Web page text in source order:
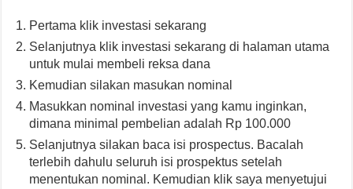
Pertama klik investasi sekarang
Selanjutnya klik investasi sekarang di halaman utama
untuk mulai membeli reksa dana
Kemudian silakan masukan nominal
Masukkan nominal investasi yang kamu inginkan,
dimana minimal pembelian adalah Rp 100.000
Selanjutnya silakan baca isi prospectus. Bacalah
terlebih dahulu seluruh isi prospektus setelah
menentukan nominal. Kemudian klik saya menyetujui